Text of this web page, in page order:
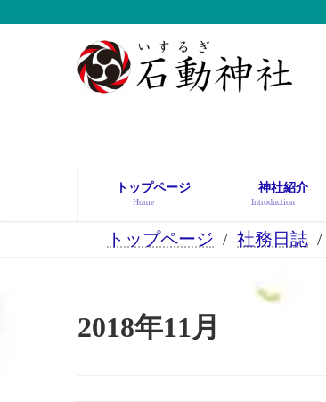
トップページ
Home
神社紹介
Introduction
トップページ 社務日誌
2018年11月